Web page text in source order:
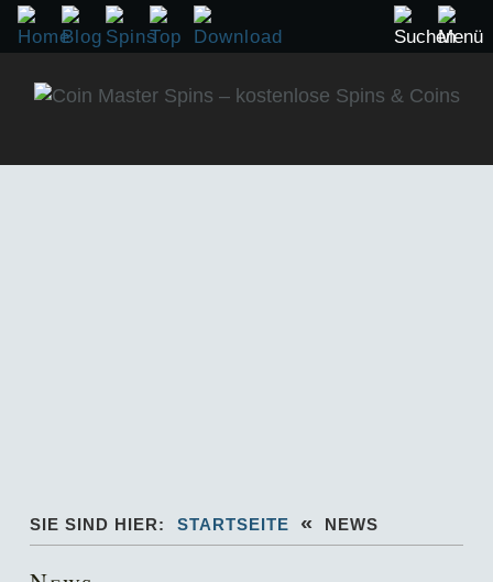
SIE SIND HIER: STARTSEITE « NEWS